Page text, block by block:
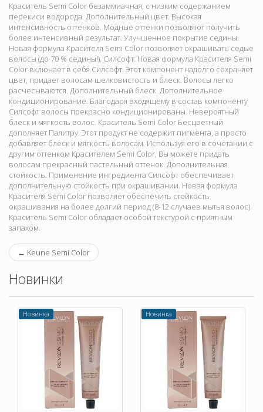
Краситель Semi Color безаммиачная, с низким содержанием
перекиси водорода. Дополнительный цвет. Высокая
интенсивность оттенков. Модные оттенки позволяют получить
более интенсивный результат. Улучшенное покрытие седины.
Новая формула Красителя Semi Color позволяет окрашивать седые
волосы (до 70 % седины!). Силсофт: Новая формула Красителя Semi
Color включает в себя Силсофт. Этот компонент надолго сохраняет
цвет, придает волосам шелковистость и блеск. Волосы легко
расчесываются. Дополнительный блеск. Дополнительное
кондиционирование. Благодаря входящему в состав компоненту
Силсофт волосы прекрасно кондиционированы. Невероятный
блеск и мягкость волос. Краситель Semi Color Бесцветный
дополняет Палитру. Этот продукт не содержит пигмента, а просто
добавляет блеск и мягкость волосам. Используя его в сочетании с
другим оттенком Красителем Semi Color, Вы можете придать
волосам прекрасный пастельный оттенок. Дополнительная
стойкость. Применение ингредиента Силсофт обеспечивает
дополнительную стойкость при окрашивании. Новая формула
Красителя Semi Color позволяет обеспечить стойкость
окрашивания на более долгий период (8-12 случаев мытья волос).
Краситель Semi Color обладает особой текстурой с приятным
запахом.
← Keune Semi Color
Новинки
Новинка Новинка